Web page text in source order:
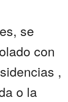
se
con
,
o la